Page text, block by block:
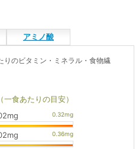
アミノ酸
のビタミン・ミネラル・食物繊
（一食あたりの目安）